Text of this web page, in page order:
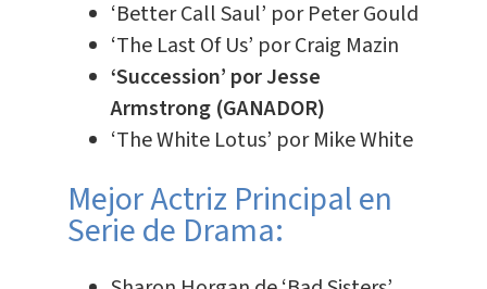
‘Better Call Saul’ por Peter Gould
‘The Last Of Us’ por Craig Mazin
‘Succession’ por Jesse
Armstrong (GANADOR)
‘The White Lotus’ por Mike White
Mejor Actriz Principal en
Serie de Drama: